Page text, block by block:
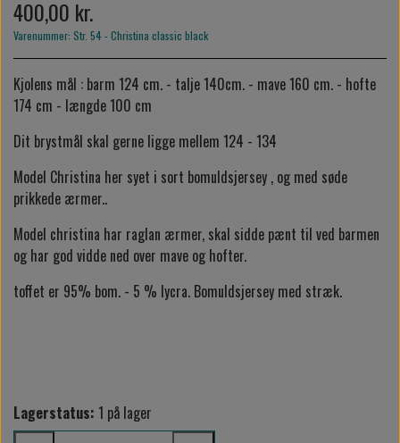
400,00 kr.
Varenummer: Str. 54 - Christina classic black
Kjolens mål : barm 124 cm. - talje 140cm. - mave 160 cm. - hofte
174 cm - længde 100 cm
Dit brystmål skal gerne ligge mellem 124 - 134
Model Christina her syet i sort bomuldsjersey , og med søde
prikkede ærmer..
Model christina har raglan ærmer, skal sidde pænt til ved barmen
og har god vidde ned over mave og hofter.
toffet er 95% bom. - 5 % lycra. Bomuldsjersey med stræk.
Lagerstatus: 1 på lager